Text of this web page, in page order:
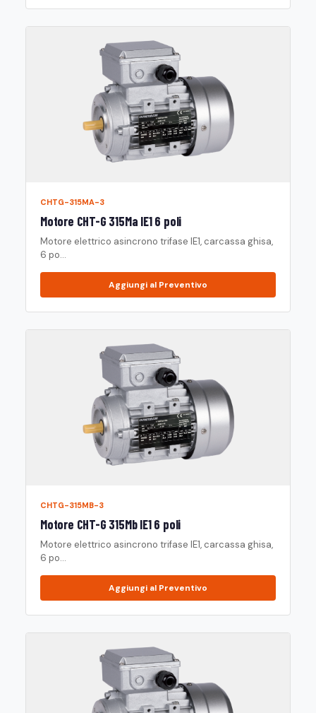
CHTG-315MA-3
Motore CHT-G 315Ma IE1 6 poli
Motore elettrico asincrono trifase IE1, carcassa ghisa,
6 po...
Aggiungi al Preventivo
CHTG-315MB-3
Motore CHT-G 315Mb IE1 6 poli
Motore elettrico asincrono trifase IE1, carcassa ghisa,
6 po...
Aggiungi al Preventivo